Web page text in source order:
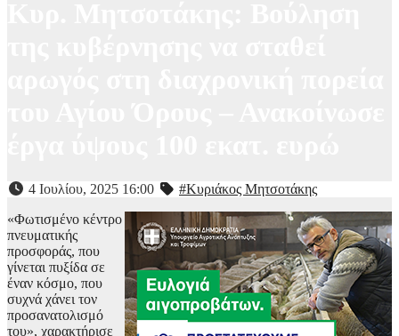
4 Ιουλίου, 2025 16:00
#Κυριάκος Μητσοτάκης
«Φωτισμένο κέντρο
πνευματικής
προσφοράς, που
γίνεται πυξίδα σε
έναν κόσμο, που
συχνά χάνει τον
προσανατολισμό
του», χαρακτήρισε